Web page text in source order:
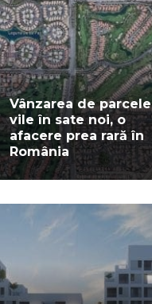
Vânzarea de
vile în sate noi, o
afacere prea rară în
România